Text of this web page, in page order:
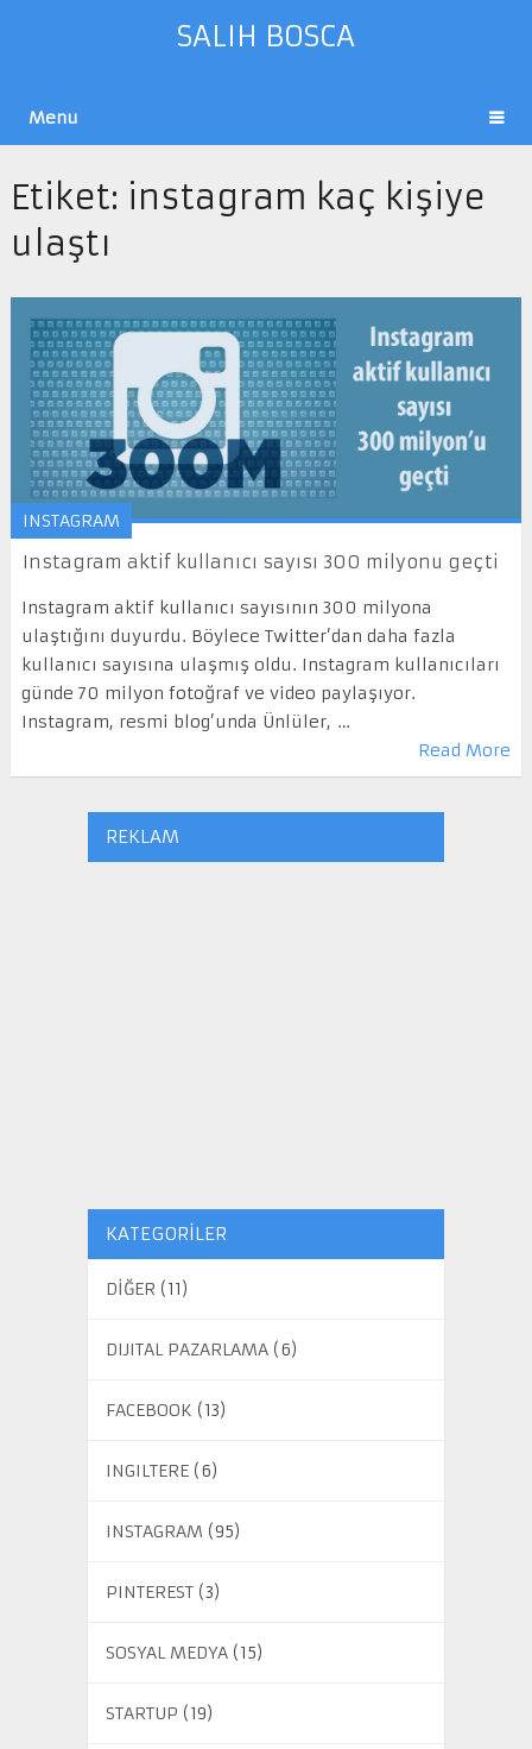
SALIH BOSCA
Menu
Etiket: instagram kaç kişiye
ulaştı
INSTAGRAM
Instagram aktif kullanıcı sayısı 300 milyonu geçti
Instagram aktif kullanıcı sayısının 300 milyona
ulaştığını duyurdu. Böylece Twitter’dan daha fazla
kullanıcı sayısına ulaşmış oldu. Instagram kullanıcıları
günde 70 milyon fotoğraf ve video paylaşıyor.
Instagram, resmi blog’unda Ünlüler, …
Read More
REKLAM
KATEGORILER
DİĞER (11)
DIJITAL PAZARLAMA(6)
FACEBOOK (13)
INGILTERE(6)
INSTAGRAM (95)
PINTEREST(3)
SOSYAL MEDYA(15)
STARTUP (19)